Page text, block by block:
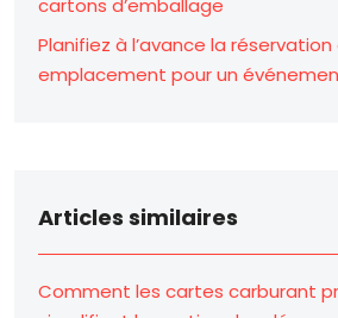
cartons d’emballage
Planifiez à l’avance la
emplacement pour un
Articles similaires
Comment les cartes carburant